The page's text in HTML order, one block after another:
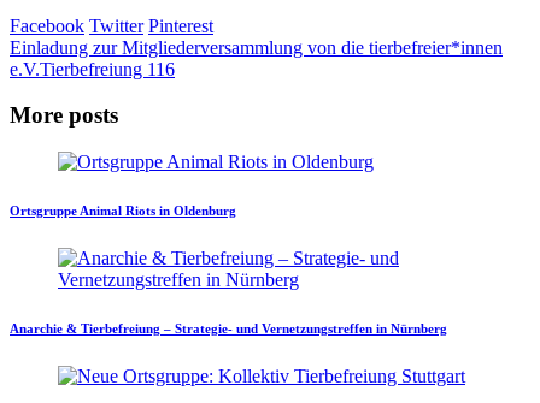
Facebook Twitter Pinterest
Einladung zur Mitgliederversammlung von die tierbefreier*innen
e.V.Tierbefreiung 116
More posts
Ortsgruppe Animal Riots in Oldenburg
Anarchie & Tierbefreiung – Strategie- und Vernetzungstreffen in Nürnberg